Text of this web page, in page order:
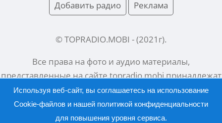
Добавить радио Реклама
© TOPRADIO.MOBI - (2021 г).
Все права на фото и аудио материалы,
представленные на сайтеtopradio.mobiпринадлежат
их законным владельцам.
Используя веб-сайт, вы соглашаетесь на использование
Cookie-файлов и нашей политикой конфиденциальности
для повышения уровня сервиса.